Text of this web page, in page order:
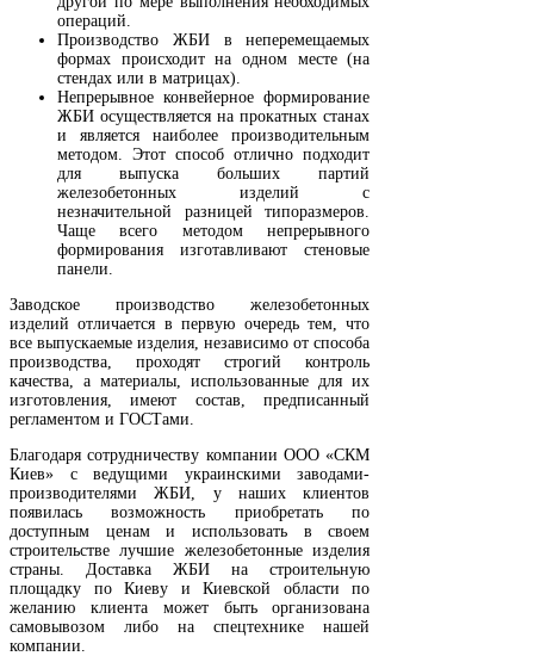
операций.
Производство ЖБИ в неперемещаемых
формах происходит на одном месте (на
стендах или в матрицах).
Непрерывное конвейерное формирование
ЖБИ осуществляется на прокатных станах
и является наиболее производительным
методом. Этот способ отлично подходит
для выпуска больших партий
железобетонных изделий с
незначительной разницей типоразмеров.
Чаще всего методом непрерывного
формирования изготавливают стеновые
панели.
Заводское производство железобетонных
изделий отличается в первую очередь тем, что
все выпускаемые изделия, независимо от способа
производства, проходят строгий контроль
качества, а материалы, использованные для их
изготовления, имеют состав, предписанный
регламентом и ГОСТами.
Благодаря сотрудничеству компании ООО «СКМ
Киев» с ведущими украинскими заводами-
производителями ЖБИ, у наших клиентов
появилась возможность приобретать по
доступным ценам и использовать в своем
строительстве лучшие железобетонные изделия
страны. Доставка ЖБИ на строительную
площадку по Киеву и Киевской области по
желанию клиента может быть организована
самовывозом либо на спецтехнике нашей
компании.